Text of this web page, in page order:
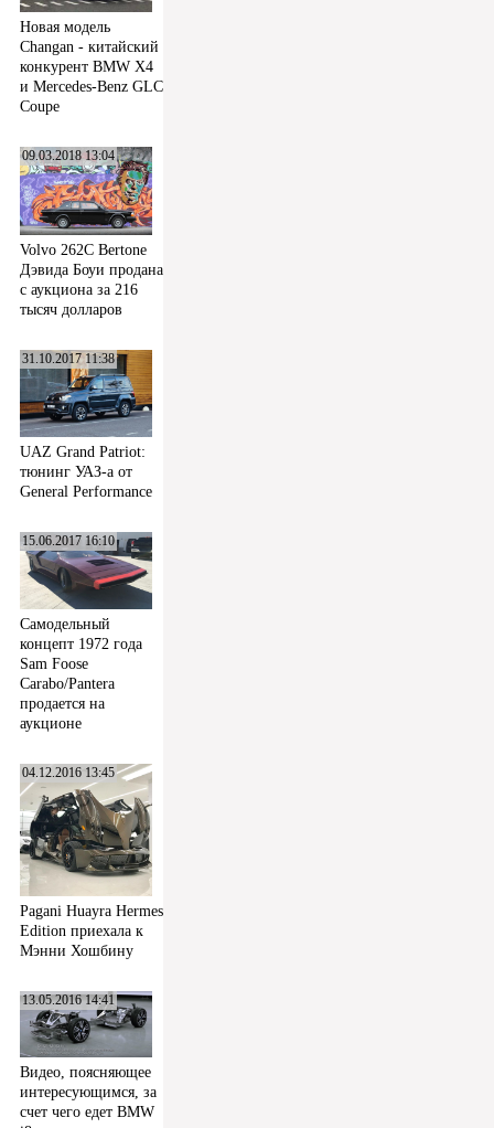
Новая модель
Changan - китайский
конкурент BMW X4
и Mercedes-Benz GLC
Coupe
09.03.2018 13:04
Volvo 262C Bertone
Дэвида Боуи продана
с аукциона за 216
тысяч долларов
31.10.2017 11:38
UAZ Grand Patriot:
тюнинг УАЗ-а от
General Performance
15.06.2017 16:10
Самодельный
концепт 1972 года
Sam Foose
Carabo/Pantera
продается на
аукционе
04.12.2016 13:45
Pagani Huayra Hermes
Edition приехала к
Мэнни Хошбину
13.05.2016 14:41
Видео, поясняющее
интересующимся, за
счет чего едет BMW